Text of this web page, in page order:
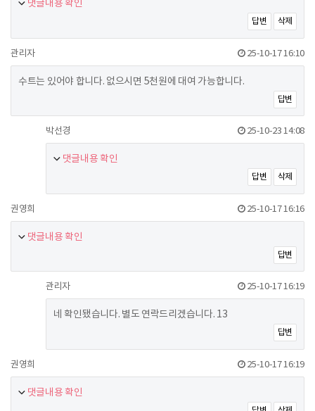
댓글내용 확인
답변 삭제
관리자 25-10-17 16:10
수트는 있어야 합니다. 없으시면 5천원에 대여 가능합니다.
답변
박선경 25-10-23 14:08
댓글내용 확인
답변 삭제
권영희 25-10-17 16:16
댓글내용 확인
답변
관리자 25-10-17 16:19
네 확인됐습니다. 별도 연락드리겠습니다. 13
답변
권영희 25-10-17 16:19
댓글내용 확인